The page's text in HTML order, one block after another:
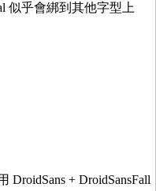
似乎會綁到其他字型上
DroidSans + DroidSansFall